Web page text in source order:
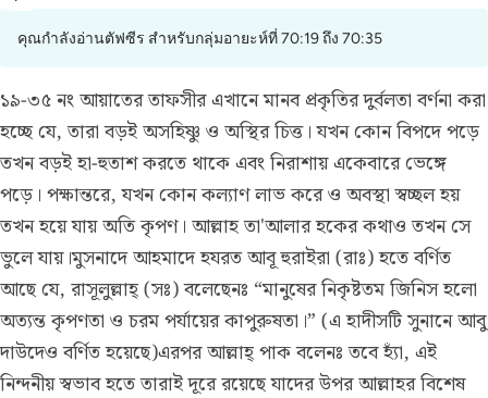
คุณกำลังอ่านตัฟซีร สำหรับกลุ่มอายะห์ที่ 70:19 ถึง 70:35
১৯-৩৫ নং আয়াতের তাফসীরএখানে মানব প্রকৃতির দুর্বলতা বর্ণনা করা
হচ্ছে যে, তারা বড়ই অসহিষ্ণু ও অস্থির চিত্ত। যখন কোন বিপদে পড়ে
তখন বড়ই হা-হুতাশ করতে থাকে এবং নিরাশায় একেবারে ভেঙ্গে
পড়ে। পক্ষান্তরে, যখন কোন কল্যাণ লাভ করে ও অবস্থা স্বচ্ছল হয়
তখন হয়ে যায় অতি কৃপণ। আল্লাহ তা'আলার হকের কথাও তখন সে
ভুলে যায়।মুসনাদে আহমাদে হযরত আবূ হুরাইরা (রাঃ) হতে বর্ণিত
আছে যে, রাসূলুল্লাহ্ (সঃ) বলেছেনঃ “মানুষের নিকৃষ্টতম জিনিস হলো
অত্যন্ত কৃপণতা ও চরম পর্যায়ের কাপুরুষতা।” (এ হাদীসটি সুনানে আবু
দাউদেও বর্ণিত হয়েছে)এরপর আল্লাহ্ পাক বলেনঃ তবে হ্যাঁ, এই
নিন্দনীয় স্বভাব হতে তারাই দূরে রয়েছে যাদের উপর আল্লাহর বিশেষ